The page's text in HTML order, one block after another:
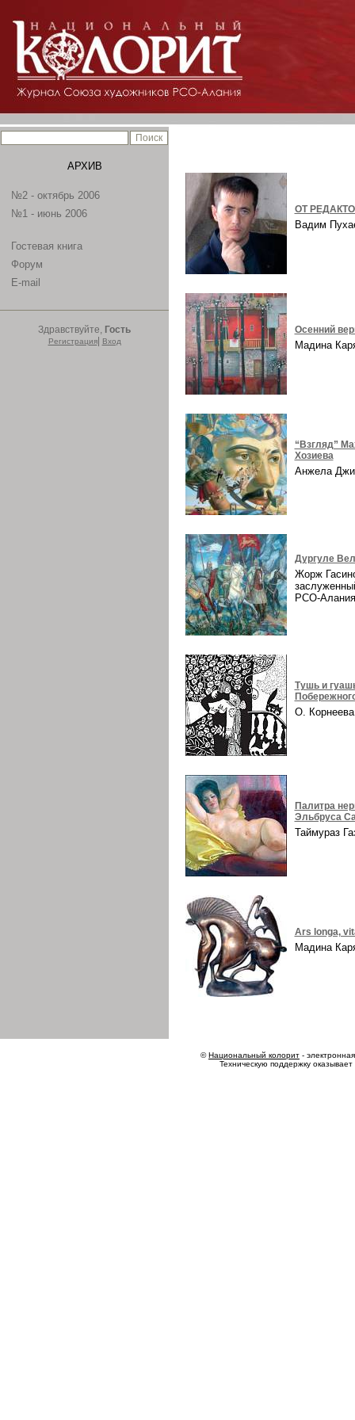
АРХИВ
№2 - октябрь 2006
№1 - июнь 2006
Гостевая книга
Форум
E-mail
Здравствуйте, Гость
Регистрация| Вход
ОТ
Вадим
Осенний
Мадина
“Взгляд”
Хозиева
Анжела
Дургуле
Жорж
РСО-
Тушь и
О.
Палитра
Эльбруса
Таймураз
Ars longa,
Мадина
©Национальный колорит -
Техническую поддержку